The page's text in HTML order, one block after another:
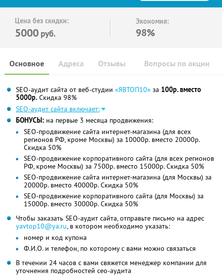
Цена без скидки:
5000 руб.
Экономия:
98%
Основное Отзывы Вопросы по акции
Адреса
SEO-аудит сайта от веб-студии «ЯВТОП10» за 100р. вместо
5000р. Скидка 98%
SEO-аудит сайта включает:
БОНУСЫ: на первые 3 месяца продвижения:
SEO-продвижение сайта интернет-магазина (для всех
регионов РФ, кроме Москвы) за 10000р. вместо 20000р.
Скидка 50%
SEO-продвижение корпоративного сайта (для всех регионов
РФ, кроме Москвы) за 7500р. вместо 15000р. Скидка 50%
SEO-продвижение сайта интернет-магазина (для Москвы) за
20000р. вместо 40000р. Скидка 50%
SEO-продвижение корпоративного сайта (для Москвы) за
15000р. вместо 30000р. Скидка 50%
Чтобы заказать SEO-аудит сайта, отправьте письмо на адрес
yavtop10@ya.ru, в котором необходимо указать:
номер и код купона
Ф.И.О. и телефон, по которому с вами можно связаться
В течении 24 часов с вами свяжется менеджер компании для
уточнения подробностей сео-аудита